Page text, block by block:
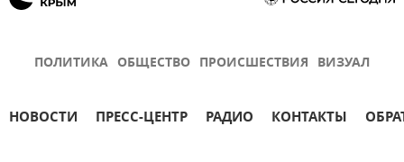
ПОЛИТИКА ОБЩЕСТВО ПРОИСШЕСТВИЯ ВИЗУАЛ
НОВОСТИ ПРЕСС-ЦЕНТР РАДИО КОНТАКТЫ